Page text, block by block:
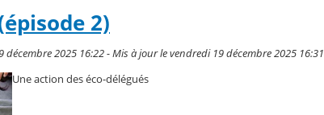
2)
décembre 2025 16:22 - Mis à jour le vendredi 19 décembre 2025 16:31
Une action des éco-délégués